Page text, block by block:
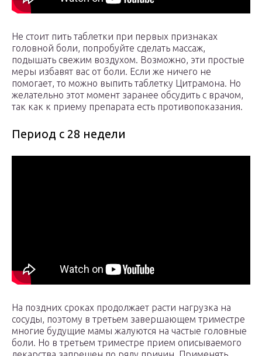
Не стоит пить таблетки при первых признаках
головной боли, попробуйте сделать массаж,
подышать свежим воздухом. Возможно, эти простые
меры избавят вас от боли. Если же ничего не
помогает, то можно выпить таблетку Цитрамона. Но
желательно этот момент заранее обсудить с врачом,
так как к приему препарата есть противопоказания.
Период с 28 недели
На поздних сроках продолжает расти нагрузка на
сосуды, поэтому в третьем завершающем триместре
многие будущие мамы жалуются на частые головные
боли. Но в третьем триместре прием описываемого